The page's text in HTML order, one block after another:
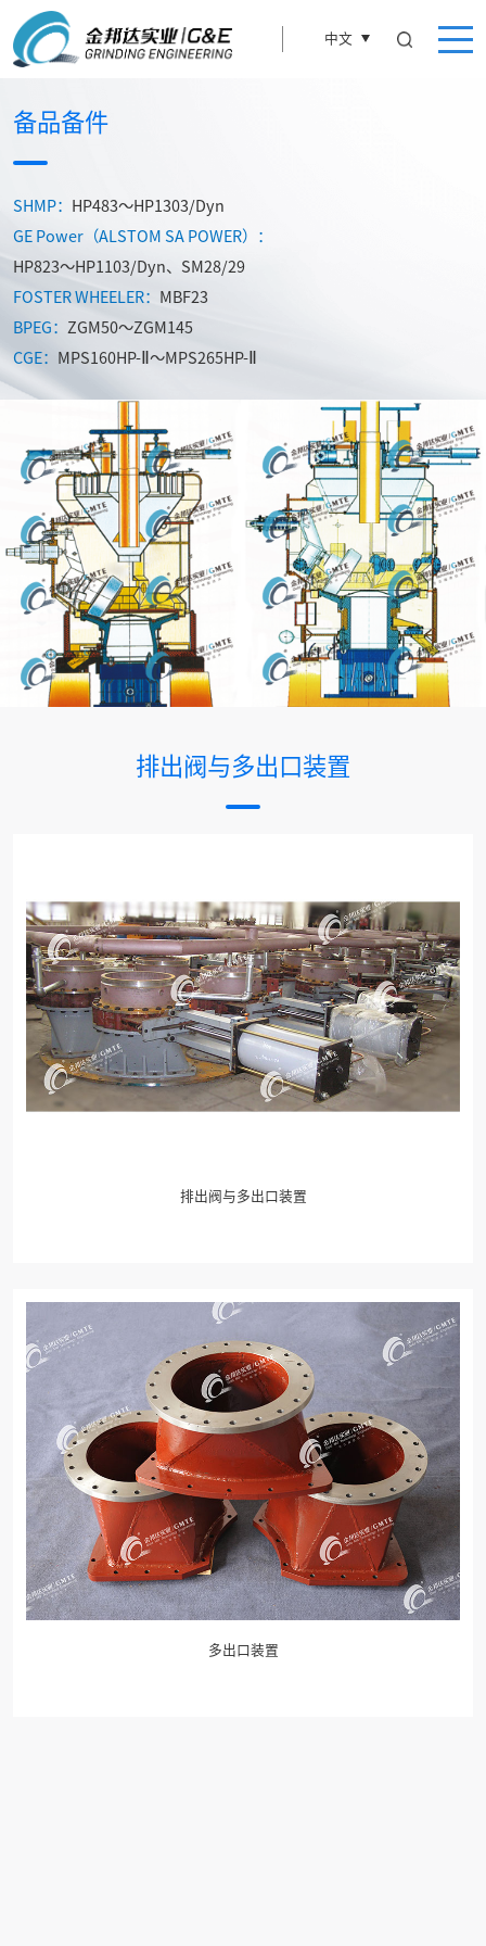
中文
备品备件
SHMP： HP483～HP1303/Dyn
GE Power（ALSTOM SA POWER）：
HP823～HP1103/Dyn、SM28/29
FOSTER WHEELER： MBF23
BPEG： ZGM50～ZGM145
CGE： MPS160HP- ～MPS265HP-
排出阀与多出口装置
排出阀与多出口装置
多出口装置